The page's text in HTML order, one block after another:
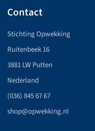
Contact
Stichting Opwekking
Ruitenbeek 16
3881 LW Putten
Nederland
(036) 845 67 67
shop@opwekking.nl